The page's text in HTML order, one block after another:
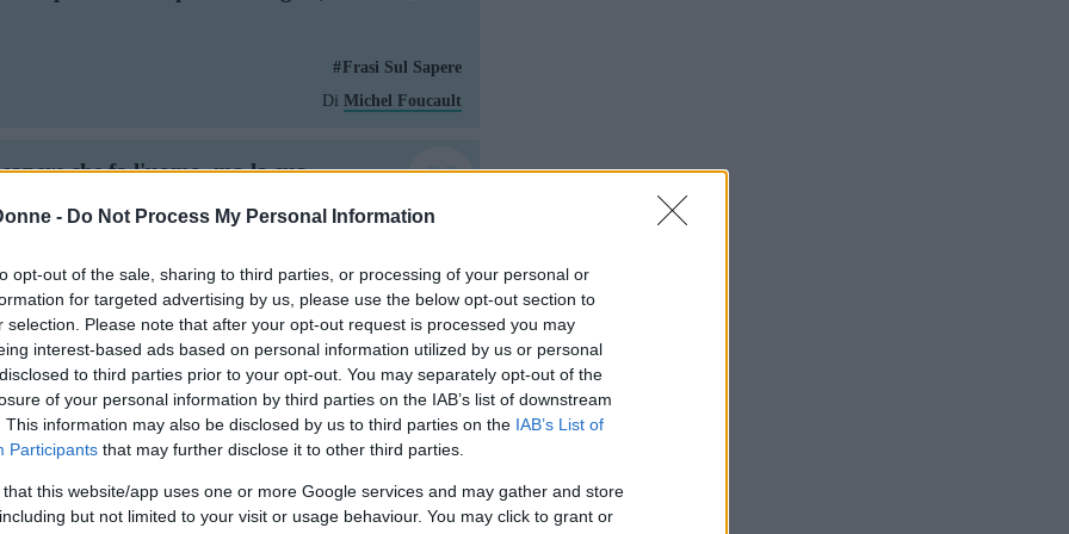
- Do Not Process My Personal Information
opt-out of the sale, sharing to third parties, or processing of your personal or
for targeted advertising by us, please use the below opt-out section to
selection. Please note that after your opt-out request is processed you may
interest-based ads based on personal information utilized by us or personal
to third parties prior to your opt-out. You may separately opt-out of the
of your personal information by third parties on the IAB’s list of downstream
This information may also be disclosed by us to third parties on the IAB’s List of
Participants that may further disclose it to other third parties.
that this website/app uses one or more Google services and may gather and store
but not limited to your visit or usage behaviour. You may click to grant or
Frasi Sul Sapere
Di Michel Foucault
che fa l'uomo, ma la sua
avrebbe che noi fossimo
vivere in fraternità con il
Sul Sapere Frasi Sulla Letteratura
Frasi Sulla Scienza
Mahatma Gandhi
quei pensieri che t'ho inviato:
della nostra scuola. [...]
massime che potrebbero
insieme con altre dello stesso
di poter gustare